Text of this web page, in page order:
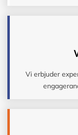
Vi erbjuder